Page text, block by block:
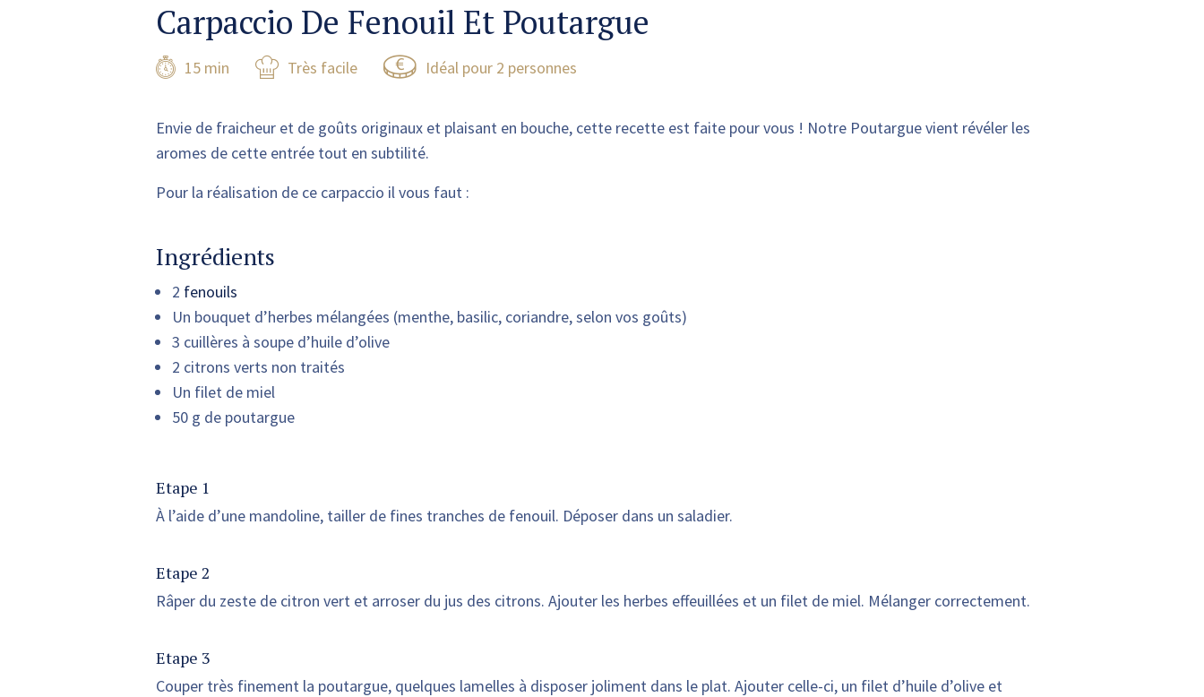
Carpaccio De Fenouil Et Poutargue
15 min Très facile Idéal pour 2 personnes
Envie de fraicheur et de goûts originaux et plaisant en bouche, cette recette est faite pour vous ! Notre Poutargue vient révéler les
aromes de cette entrée tout en subtilité.
Pour la réalisation de ce carpaccio il vous faut :
Ingrédients
2 fenouils
Un bouquet d’herbes mélangées (menthe, basilic, coriandre, selon vos goûts)
3 cuillères à soupe d’huile d’olive
2 citrons verts non traités
Un filet de miel
50 g de poutargue
Etape 1
À l’aide d’une mandoline, tailler de fines tranches de fenouil. Déposer dans un saladier.
Etape 2
Râper du zeste de citron vert et arroser du jus des citrons. Ajouter les herbes effeuillées et un filet de miel. Mélanger correctement.
Etape 3
Couper très finement la poutargue, quelques lamelles à disposer joliment dans le plat. Ajouter celle-ci, un filet d’huile d’olive et